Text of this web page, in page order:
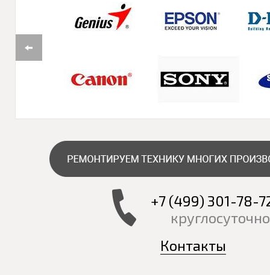
+7 (499) 301-78-
Контакты